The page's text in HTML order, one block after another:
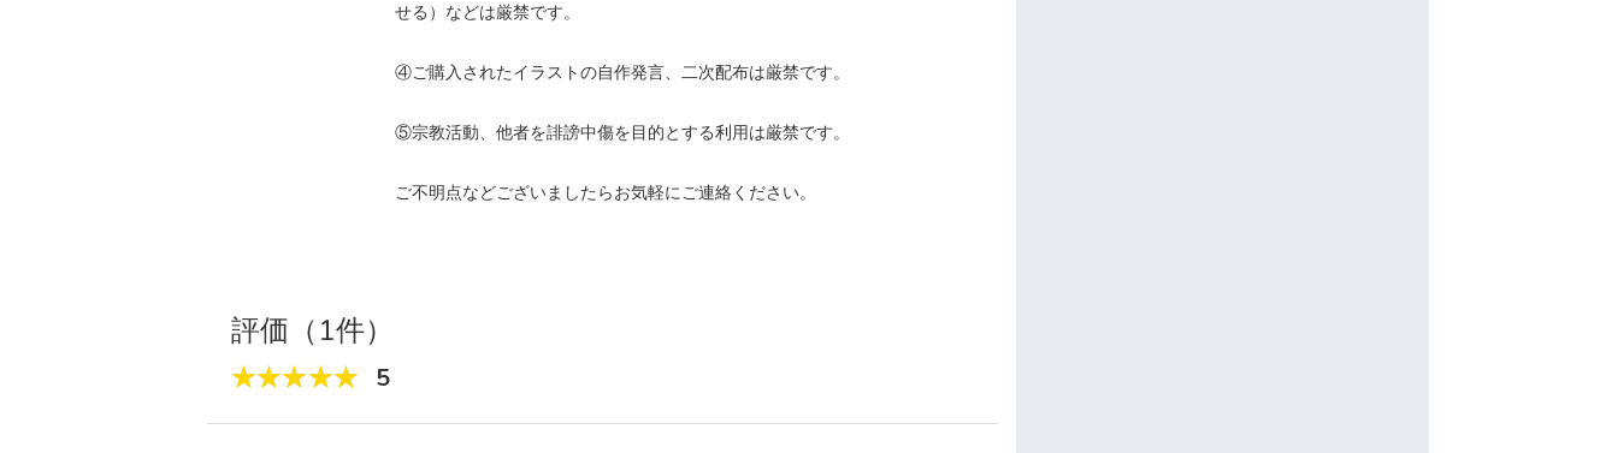
せる）などは厳禁です。
④ご購入されたイラストの自作発言、二次配布は厳禁です。
⑤宗教活動、他者を誹謗中傷を目的とする利用は厳禁です。
ご不明点などございましたらお気軽にご連絡ください。
評価（1件）
5